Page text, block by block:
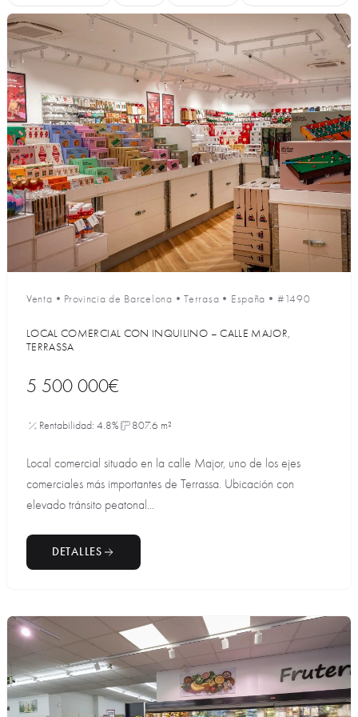
Venta • Provincia de Barcelona •Terrasa • España • #1490
LOCAL COMERCIAL CON INQUILINO – CALLE MAJOR,
TERRASSA
5 500 000€
Rentabilidad: 4.8% 807.6 m²
Local comercial situado en la calle Major, uno de los ejes
comerciales más importantes de Terrassa. Ubicación con
elevado tránsito peatonal...
DETALLES